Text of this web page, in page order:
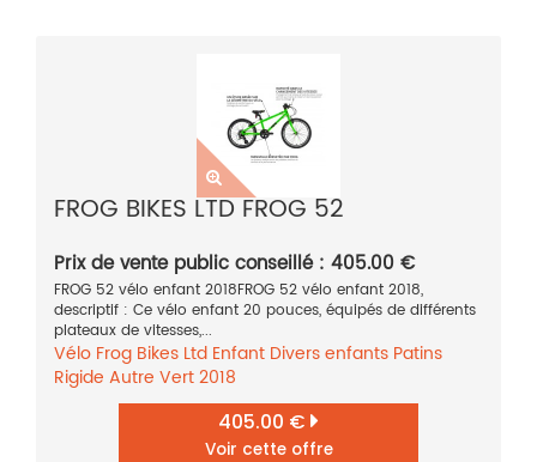
FROG BIKES LTD FROG 52
Prix de vente public conseillé : 405.00 €
FROG 52 vélo enfant 2018FROG 52 vélo enfant 2018,
descriptif : Ce vélo enfant 20 pouces, équipés de différents
plateaux de vitesses,...
Vélo Frog Bikes Ltd Enfant Divers enfants Patins
Rigide Autre Vert2018
405.00 €
Voir cette offre